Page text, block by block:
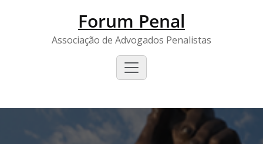
Forum Penal
Associação de Advogados Penalistas